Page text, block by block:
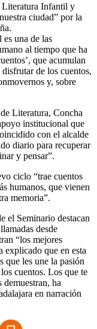
Literatura Infantil y
ciudad” por la
una de las
al tiempo que ha
que acumulan
de los cuentos,
y, sobre
Literatura, Concha
institucional que
con el alcalde
diario para recuperar
y pensar”.
ciclo “trae cuentos
humanos, que vienen
memoria”.
el Seminario destacan
desde
“los mejores
explicado que en esta
que les une la pasión
cuentos. Los que te
demuestran, ha
en narración